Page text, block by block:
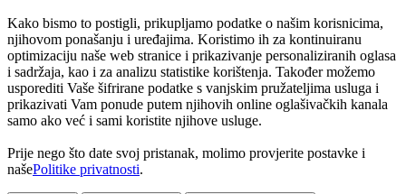
Kako bismo to postigli, prikupljamo podatke o našim korisnicima,
njihovom ponašanju i uređajima. Koristimo ih za kontinuiranu
optimizaciju naše web stranice i prikazivanje personaliziranih oglasa
i sadržaja, kao i za analizu statistike korištenja. Također možemo
usporediti Vaše šifrirane podatke s vanjskim pružateljima usluga i
prikazivati Vam ponude putem njihovih online oglašivačkih kanala
samo ako već i sami koristite njihove usluge.
Prije nego što date svoj pristanak, molimo provjerite postavke i
našePolitike privatnosti.